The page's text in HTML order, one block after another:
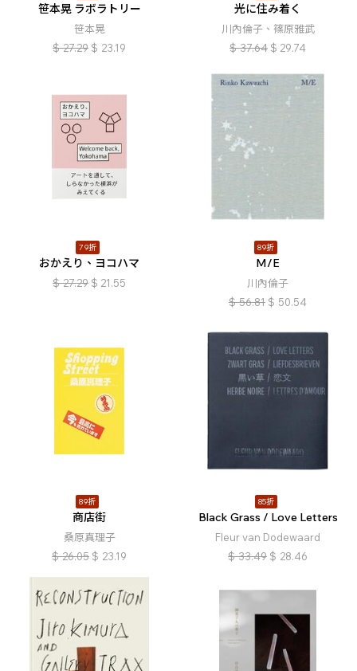
笹本晃 ラボラトリー
笹本晃
$ 27.29 $ 23.19
光に住み着く
川內倫子、篠原雅武
$ 37.64 $ 29.74
79折
おかえり、ヨコハマ
$ 27.29 $ 21.55
89折
M/E
川內倫子
$ 56.81 $ 50.54
89折
商店街
桑原真理子
$ 26.05 $ 23.19
85折
Black Grass / Love Letters
Fleur van Dodewaard
$ 33.49 $ 28.46